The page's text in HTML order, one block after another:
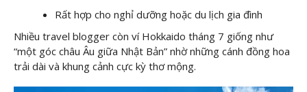
Rất hợp cho nghỉ dưỡng hoặc du lịch gia đình
Nhiều travel blogger còn ví Hokkaido tháng 7 giống như
“một góc châu Âu giữa Nhật Bản” nhờ những cánh đồng hoa
trải dài và khung cảnh cực kỳ thơ mộng.